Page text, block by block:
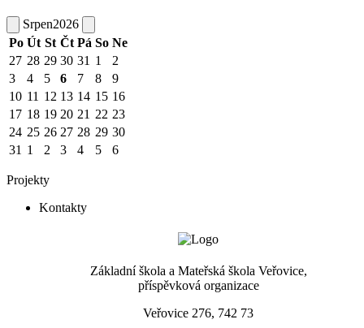
Srpen2026
Po Út St Čt Pá So Ne
27 28 29 30 31 1
2
3
4 5 6 7 8
9
10 11 12 13 14 15 16
17 18 19 20 21 22 23
24 25 26 27 28 29 30
31 1 2 3 4 5 6
Projekty
Kontakty
Základní škola a Mateřská škola Veřovice,
příspěvková organizace
Veřovice 276, 742 73